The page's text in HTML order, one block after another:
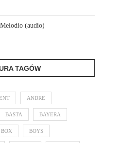
(audio)
TAGÓW
ANDRE
BASTA BAYERA
BOYS